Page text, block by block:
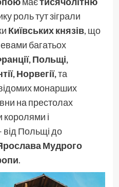
роль тут зіграли
Київських князів, що
багатьох
Польщі,
Норвегії,та
монарших
на престолах
і
від Польщі до
Мудрого
.